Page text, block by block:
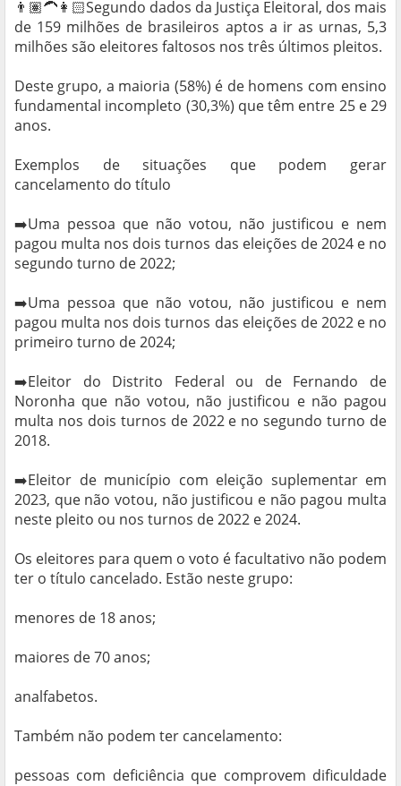
👨🏽‍🦱👩🏻Segundo dados da Justiça Eleitoral, dos mais
de 159 milhões de brasileiros aptos a ir as urnas, 5,3
milhões são eleitores faltosos nos três últimos pleitos.
Deste grupo, a maioria (58%) é de homens com ensino
fundamental incompleto (30,3%) que têm entre 25 e 29
anos.
Exemplos de situações que podem gerar
cancelamento do título
➡️Uma pessoa que não votou, não justificou e nem
pagou multa nos dois turnos das eleições de 2024 e no
segundo turno de 2022;
➡️Uma pessoa que não votou, não justificou e nem
pagou multa nos dois turnos das eleições de 2022 e no
primeiro turno de 2024;
➡️Eleitor do Distrito Federal ou de Fernando de
Noronha que não votou, não justificou e não pagou
multa nos dois turnos de 2022 e no segundo turno de
2018.
➡️Eleitor de município com eleição suplementar em
2023, que não votou, não justificou e não pagou multa
neste pleito ou nos turnos de 2022 e 2024.
Os eleitores para quem o voto é facultativo não podem
ter o título cancelado. Estão neste grupo:
menores de 18 anos;
maiores de 70 anos;
analfabetos.
Também não podem ter cancelamento:
pessoas com deficiência que comprovem dificuldade